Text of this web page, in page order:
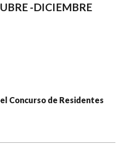
-DICIEMBRE
Concurso de Residentes